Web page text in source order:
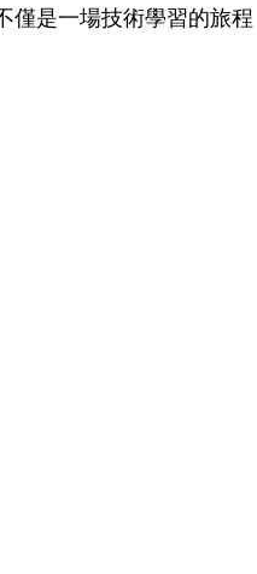
僅是一場技術學習的旅